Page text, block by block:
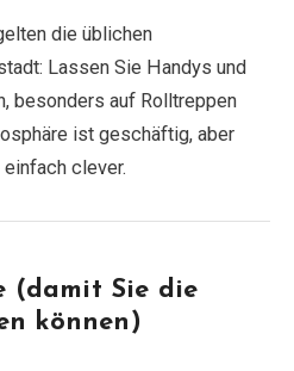
die üblichen
Lassen Sie Handys und
besonders auf Rolltreppen
ist geschäftig, aber
clever.
(damit Sie die
können)